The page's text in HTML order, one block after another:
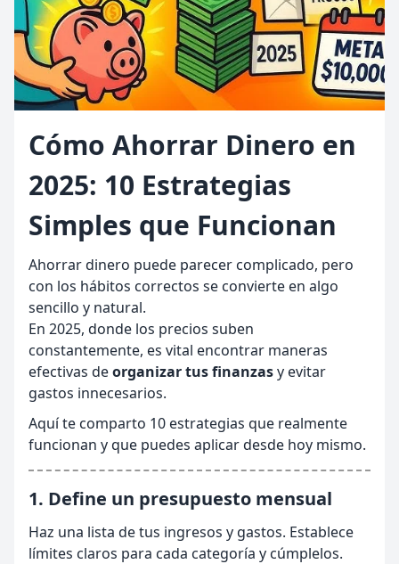
Cómo Ahorrar Dinero en
2025: 10 Estrategias
Simples que Funcionan
Ahorrar dinero puede parecer complicado, pero
con los hábitos correctos se convierte en algo
sencillo y natural.
En 2025, donde los precios suben
constantemente, es vital encontrar maneras
efectivas deorganizar tus finanzasy evitar
gastos innecesarios.
Aquí te comparto 10 estrategias que realmente
funcionan y que puedes aplicar desde hoy mismo.
1. Define un presupuesto mensual
Haz una lista de tus ingresos y gastos. Establece
límites claros para cada categoría y cúmplelos.